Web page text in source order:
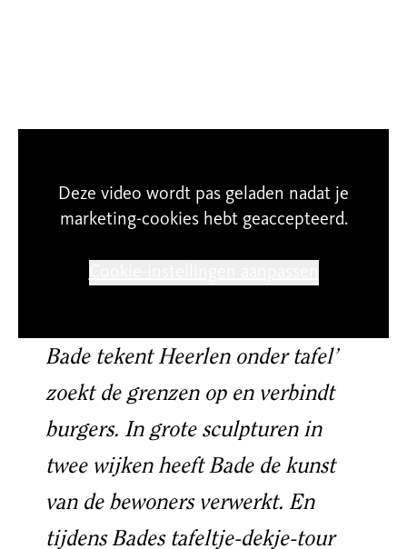
Deze video wordt pas geladen nadat je
marketing-cookies hebt geaccepteerd.
In de pers
Bade tekent Heerlen onder tafel’
zoekt de grenzen op en verbindt
burgers. In grote sculpturen in
twee wijken heeft Bade de kunst
van de bewoners verwerkt. En
tijdens Bades tafeltje-dekje-tour